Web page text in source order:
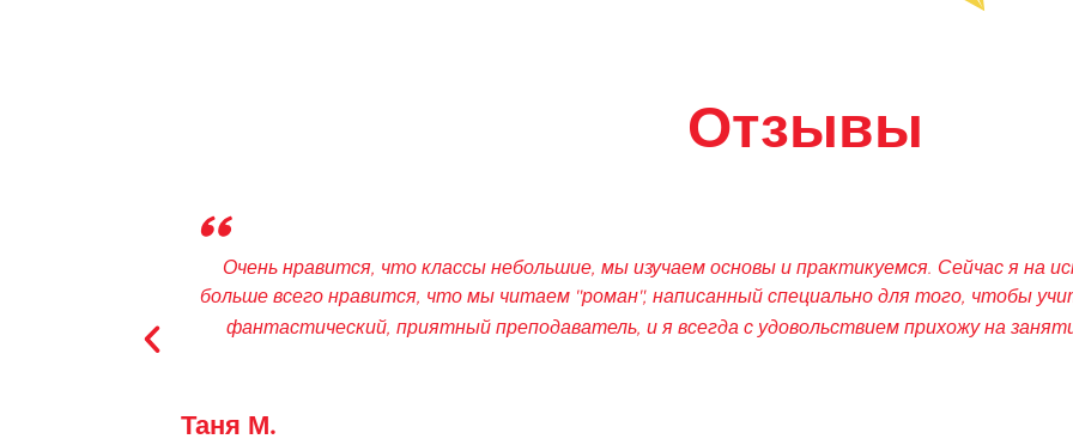
Отзывы
классы небольшие, мы изучаем основы и практикуемся. Сейчас я на испанском 1, после вводного курса, и мне
что мы читаем "роман", написанный специально для того, чтобы учить новые испанские слова. Хульета -
преподаватель, и я всегда с удовольствием прихожу на занятия - здесь всегда много смеха
.